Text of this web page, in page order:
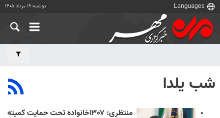
دوشنبه ۱۹ مرداد ۱۴۰۵
شب یلدا
منتظری: ۱۳۰۷خانواده تحت حمایت کمیته